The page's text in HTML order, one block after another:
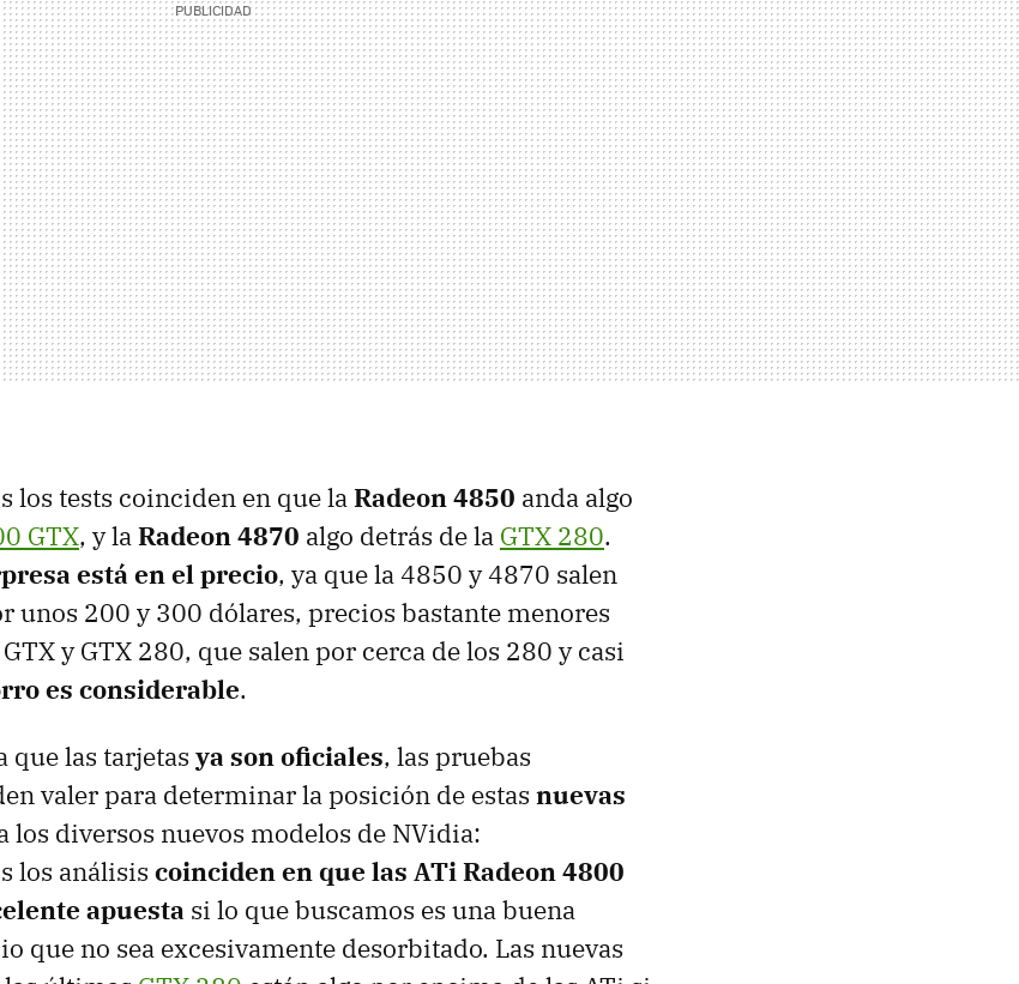
los tests coinciden en que laRadeon 4850 anda algo
GTX, y laRadeon 4870 algo detrás de la GTX 280.
está en el precio, ya que la 4850 y 4870 salen
unos 200 y 300 dólares, precios bastante menores
y GTX 280, que salen por cerca de los 280 y casi
es considerable.
que las tarjetas ya son oficiales, las pruebas
valer para determinar la posición de estas nuevas
los diversos nuevos modelos de NVidia:
los análisis coinciden en que las ATi Radeon 4800
apuesta si lo que buscamos es una buena
que no sea excesivamente desorbitado. Las nuevas